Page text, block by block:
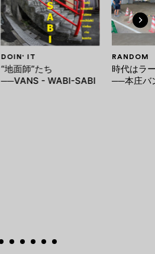
DOIN' IT
“地面師”たち
──VANS - WABI-SABI
RANDOM
時代はラ
──本庄バ